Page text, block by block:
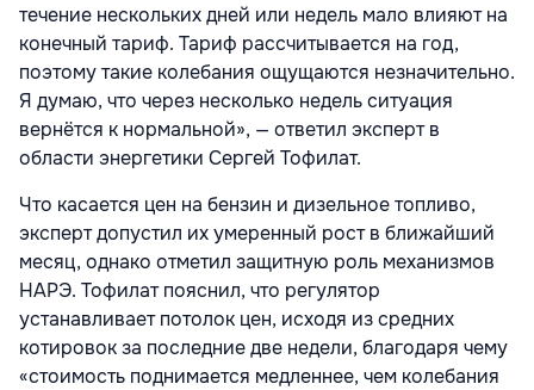
течение нескольких дней или недель мало влияют на
конечный тариф. Тариф рассчитывается на год,
поэтому такие колебания ощущаются незначительно.
Я думаю, что через несколько недель ситуация
вернётся к нормальной», — ответил эксперт в
области энергетики Сергей Тофилат.
Что касается цен на бензин и дизельное топливо,
эксперт допустил их умеренный рост в ближайший
месяц, однако отметил защитную роль механизмов
НАРЭ. Тофилат пояснил, что регулятор
устанавливает потолок цен, исходя из средних
котировок за последние две недели, благодаря чему
«стоимость поднимается медленнее, чем колебания